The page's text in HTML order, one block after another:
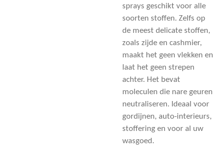
sprays geschikt voor alle
soorten stoffen. Zelfs op
de meest delicate stoffen,
zoals zijde en cashmier,
maakt het geen vlekken en
laat het geen strepen
achter. Het bevat
moleculen die nare geuren
neutraliseren. Ideaal voor
gordijnen, auto-interieurs,
stoffering en voor al uw
wasgoed.